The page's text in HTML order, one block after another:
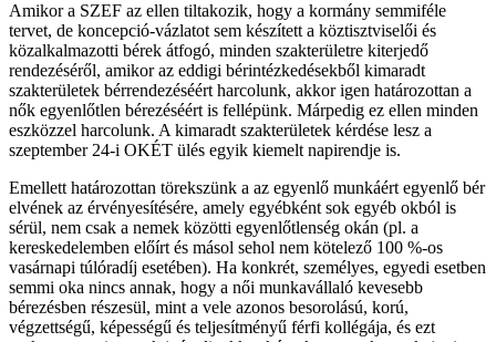
Amikor a SZEF az ellen tiltakozik, hogy a kormány semmiféle
tervet, de koncepció-vázlatot sem készített a köztisztviselői és
közalkalmazotti bérek átfogó, minden szakterületre kiterjedő
rendezéséről, amikor az eddigi bérintézkedésekből kimaradt
szakterületek bérrendezéséért harcolunk, akkor igen határozottan a
nők egyenlőtlen bérezéséért is fellépünk. Márpedig ez ellen minden
eszközzel harcolunk. A kimaradt szakterületek kérdése lesz a
szeptember 24-i OKÉT ülés egyik kiemelt napirendje is.
Emellett határozottan törekszünk a az egyenlő munkáért egyenlő bér
elvének az érvényesítésére, amely egyébként sok egyéb okból is
sérül, nem csak a nemek közötti egyenlőtlenség okán (pl. a
kereskedelemben előírt és másol sehol nem kötelező 100 %-os
vasárnapi túlóradíj esetében). Ha konkrét, személyes, egyedi esetben
semmi oka nincs annak, hogy a női munkavállaló kevesebb
bérezésben részesül, mint a vele azonos besorolású, korú,
végzettségű, képességű és teljesítményű férfi kollégája, és ezt